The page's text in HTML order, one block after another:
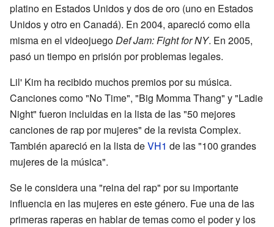
platino en Estados Unidos y dos de oro (uno en Estados
Unidos y otro en Canadá). En 2004, apareció como ella
misma en el videojuegoDef Jam: Fight for NY. En 2005,
pasó un tiempo en prisión por problemas legales.
Lil' Kim ha recibido muchos premios por su música.
Canciones como "No Time", "Big Momma Thang" y "Ladie
Night" fueron incluidas en la lista de las "50 mejores
canciones de rap por mujeres" de la revista Complex.
También apareció en la lista deVH1 de las "100 grandes
mujeres de la música".
Se le considera una "reina del rap" por su importante
influencia en las mujeres en este género. Fue una de las
primeras raperas en hablar de temas como el poder y los